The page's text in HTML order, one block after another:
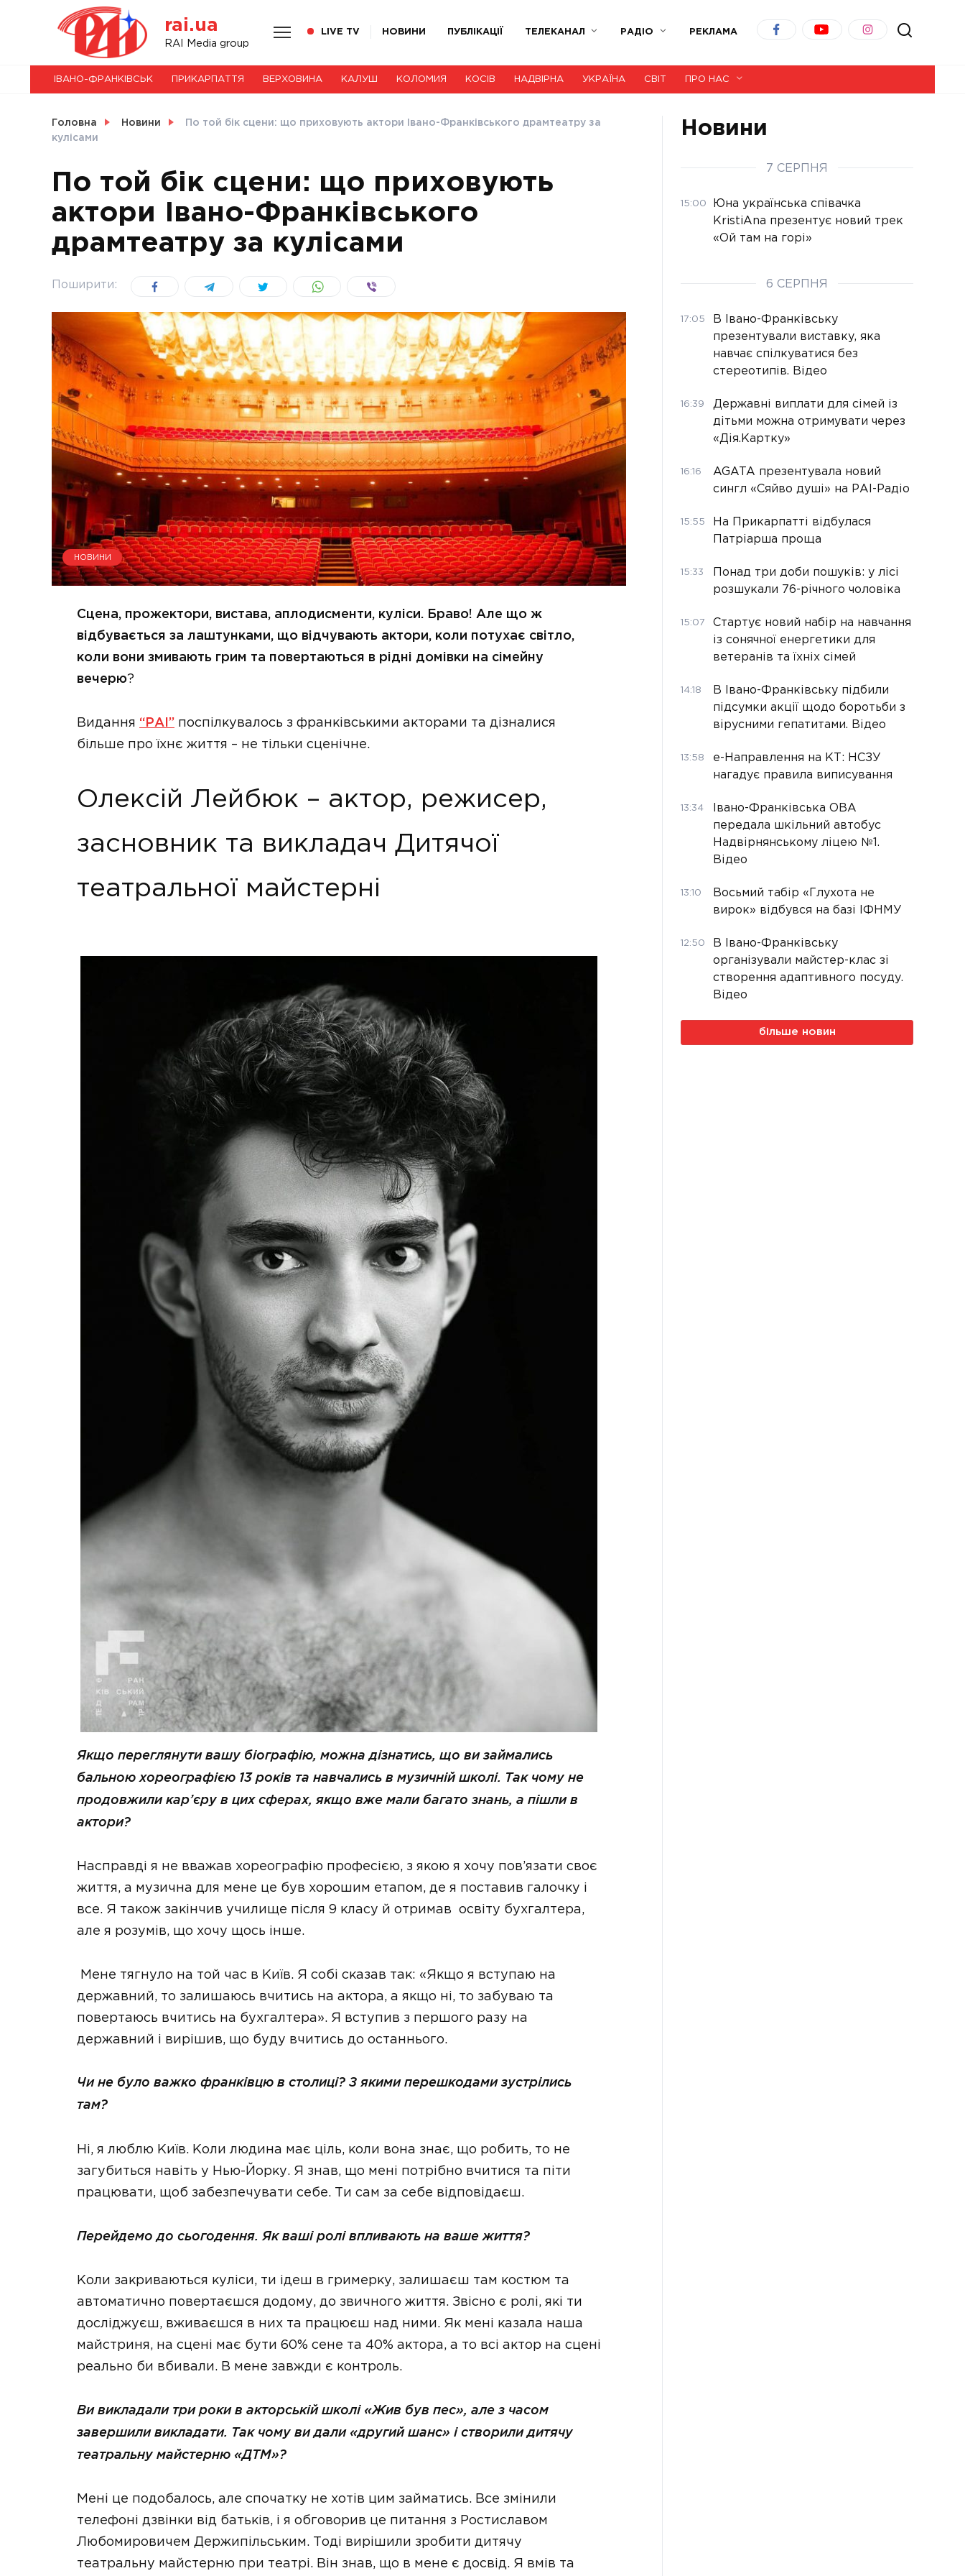
rai.ua
RAI Media group
LIVE TV НОВИНИ ПУБЛІКАЦІЇ ТЕЛЕКАНАЛ РАДІО РЕКЛАМА
НОВИНИ
СВІТ
УКРАЇНА
ІВАНО-ФРАНКІВСЬК ПРИКАРПАТТЯ ВЕРХОВИНА КАЛУШ КОЛОМИЯ КОСІВ НАДВІРНА УКРАЇНА СВІТ ПРО НАС
Головна Новини
По той бік сцени: що приховують актори Івано-Франківського драмтеатру за
кулісами
По той бік сцени: що приховують
актори Івано-Франківського
драмтеатру за кулісами
Поширити:
НОВИНИ
Сцена, прожектори, вистава, аплодисменти, куліси. Браво! Але що ж
відбувається за лаштунками, що відчувають актори, коли потухає світло,
коли вони змивають грим та повертаються в рідні домівки на сімейну
вечерю?
Видання “РАІ” поспілкувалось з франківськими акторами та дізналися
більше про їхнє життя – не тільки сценічне.
Олексій Лейбюк – актор, режисер,
засновник та викладач Дитячої
театральної майстерні
Якщо переглянути вашу біографію, можна дізнатись, що ви займались
бальною хореографією 13 років та навчались в музичній школі. Так чому не
продовжили кар’єру в цих сферах, якщо вже мали багато знань, а пішли в
актори?
Насправді я не вважав хореографію професією, з якою я хочу пов’язати своє
життя, а музична для мене це був хорошим етапом, де я поставив галочку і
все. Я також закінчив училище після 9 класу й отримав освіту бухгалтера,
але я розумів, що хочу щось інше.
Мене тягнуло на той час в Київ. Я собі сказав так: «Якщо я вступаю на
державний, то залишаюсь вчитись на актора, а якщо ні, то забуваю та
повертаюсь вчитись на бухгалтера». Я вступив з першого разу на
державний і вирішив, що буду вчитись до останнього.
Чи не було важко франківцю в столиці? З якими перешкодами зустрілись
там?
Ні, я люблю Київ. Коли людина має ціль, коли вона знає, що робить, то не
загубиться навіть у Нью-Йорку. Я знав, що мені потрібно вчитися та піти
працювати, щоб забезпечувати себе. Ти сам за себе відповідаєш.
Перейдемо до сьогодення. Як ваші ролі впливають на ваше життя?
Коли закриваються куліси, ти ідеш в гримерку, залишаєш там костюм та
автоматично повертаєшся додому, до звичного життя. Звісно є ролі, які ти
досліджуєш, вживаєшся в них та працюєш над ними. Як мені казала наша
майстриня, на сцені має бути 60% сене та 40% актора, а то всі актор на сцені
реально би вбивали. В мене завжди є контроль.
Ви викладали три роки в акторській школі «Жив був пес», але з часом
завершили викладати. Так чому ви дали «другий шанс» і створили дитячу
театральну майстерню «ДТМ»?
Мені це подобалось, але спочатку не хотів цим займатись. Все змінили
телефоні дзвінки від батьків, і я обговорив це питання з Ростиславом
Любомировичем Держипільським. Тоді вирішили зробити дитячу
театральну майстерню при театрі. Він знав, що в мене є досвід. Я вмів та
Новини
7 СЕРПНЯ
15:00
Юна українська співачка
KristiAna презентує новий трек
«Ой там на горі»
6 СЕРПНЯ
17:05
В Івано-Франківську
презентували виставку, яка
навчає спілкуватися без
стереотипів. Відео
16:39
Державні виплати для сімей із
дітьми можна отримувати через
«Дія.Картку»
16:16
AGATA презентувала новий
сингл «Сяйво душі» на РАІ-Радіо
15:55
На Прикарпатті відбулася
Патріарша проща
15:33
Понад три доби пошуків: у лісі
розшукали 76-річного чоловіка
15:07
Стартує новий набір на навчання
із сонячної енергетики для
ветеранів та їхніх сімей
14:18
В Івано-Франківську підбили
підсумки акції щодо боротьби з
вірусними гепатитами. Відео
13:58
е-Направлення на КТ: НСЗУ
нагадує правила виписування
13:34
Івано-Франківська ОВА
передала шкільний автобус
Надвірнянському ліцею №1.
Відео
13:10
Восьмий табір «Глухота не
вирок» відбувся на базі ІФНМУ
12:50
В Івано-Франківську
організували майстер-клас зі
створення адаптивного посуду.
Відео
більше новин